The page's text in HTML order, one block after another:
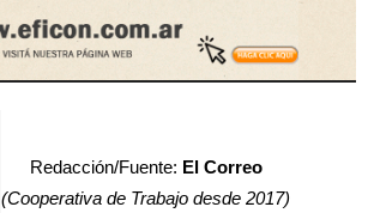
Redacción/Fuente: El Correo
(Cooperativa de Trabajo desde 2017)